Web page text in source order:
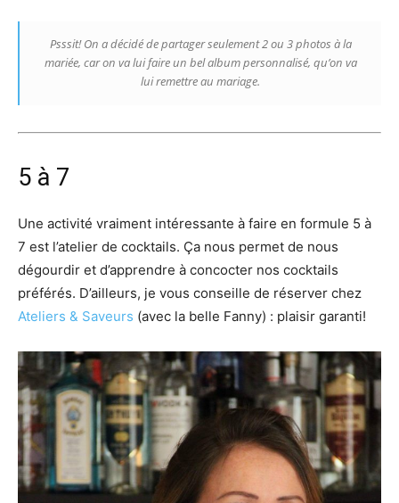
Psssit! On a décidé de partager seulement 2 ou 3 photos à la
mariée, car on va lui faire un bel album personnalisé, qu’on va
lui remettre au mariage.
5 à 7
Une activité vraiment intéressante à faire en formule 5 à
7 est l’atelier de cocktails. Ça nous permet de nous
dégourdir et d’apprendre à concocter nos cocktails
préférés. D’ailleurs, je vous conseille de réserver chez
Ateliers & Saveurs (avec la belle Fanny) : plaisir garanti!